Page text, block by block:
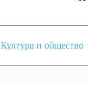
Култура и общество